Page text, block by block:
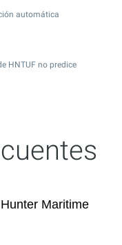
automática
HNTUF no predice
Maritime